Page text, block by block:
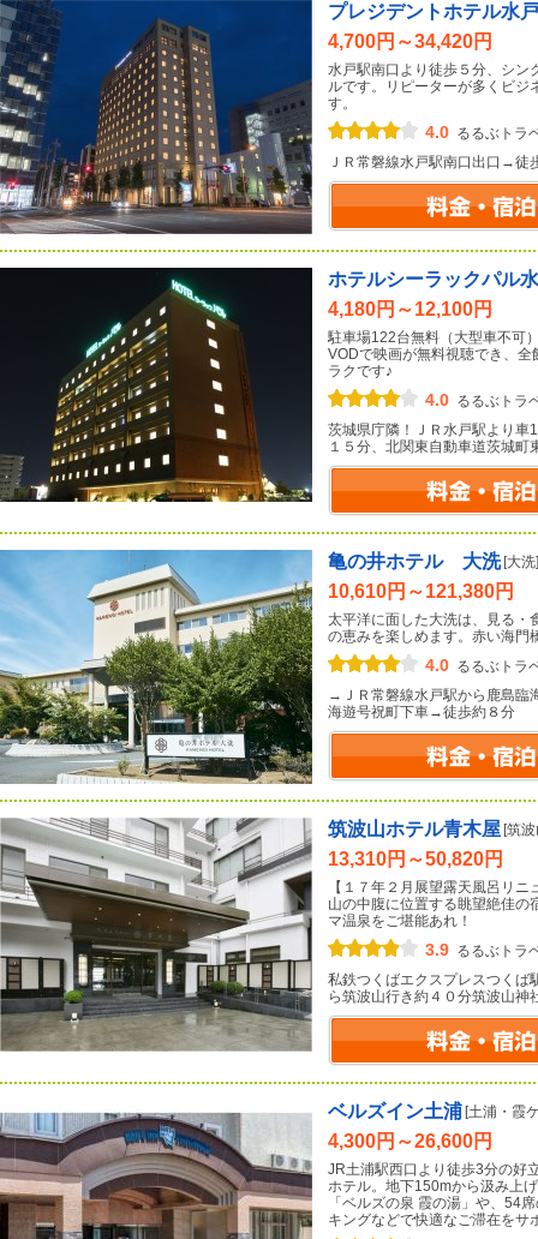
プレジデントホテル水戸
4,700円～34,420円
水戸駅南口より徒歩５分、シン
ルです。リピーターが多くビジ
す。
4.0 るるぶトラ
ＪＲ常磐線水戸駅南口出口→徒
ホテルシーラックパル
4,180円～12,100円
駐車場122台無料（大型車不可
VODで映画が無料視聴でき、
ラクです♪
4.0 るるぶトラ
茨城県庁隣！ＪＲ水戸駅より車
１５分、北関東自動車道茨城
亀の井ホテル 大洗 [大洗]
10,610円～121,380円
太平洋に面した大洗は、見る・
の恵みを楽しめます。赤い海門
4.0 るるぶトラ
→ＪＲ常磐線水戸駅から鹿島臨
海遊号祝町下車→徒歩約８分
筑波山ホテル青木屋 [筑
13,310円～50,820円
【１７年２月展望露天風呂リ
山の中腹に位置する眺望絶佳の
マ温泉をご堪能あれ！
3.9 るるぶトラ
私鉄つくばエクスプレスつく
ら筑波山行き約４０分筑波山
ベルズイン土浦 [土浦・霞
4,300円～26,600円
JR土浦駅西口より徒歩3分の好
ホテル。地下150mから汲み上
「ベルズの泉 霞の湯」や、54
キングなどで快適なご滞在をサ